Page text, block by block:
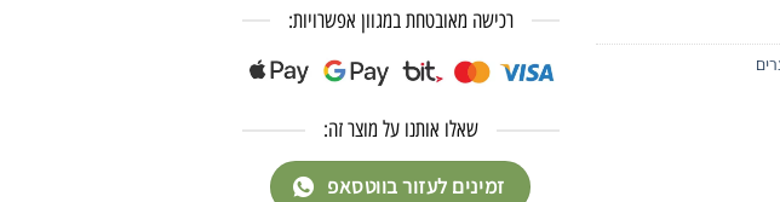
רכישה מאובטחת במגוון אפשרויות:
שאלו אותנו על מוצר זה:
זמינים לעזור בווטסאפ